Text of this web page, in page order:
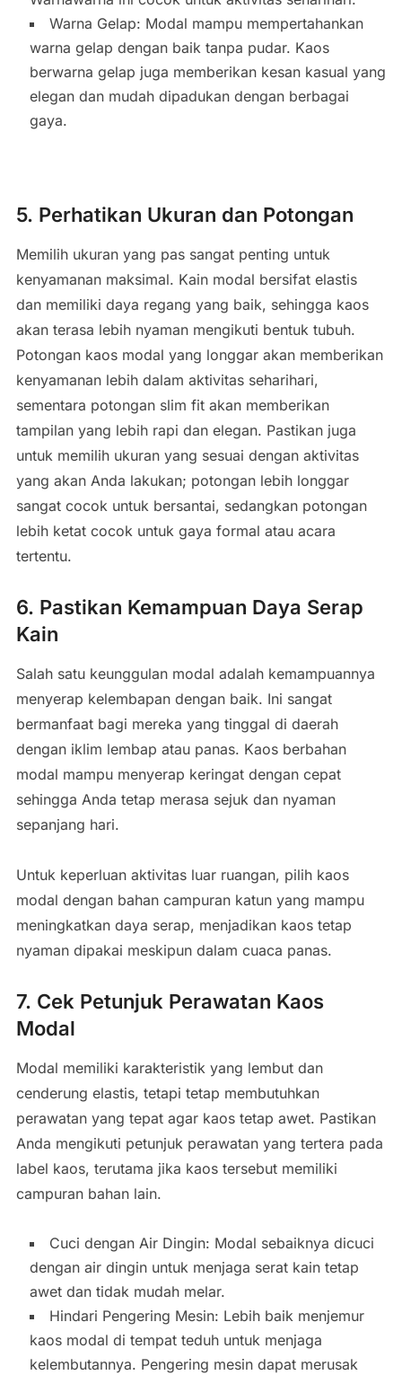
Warna Gelap: Modal mampu mempertahankan
warna gelap dengan baik tanpa pudar. Kaos
berwarna gelap juga memberikan kesan kasual yang
elegan dan mudah dipadukan dengan berbagai
gaya.
5. Perhatikan Ukuran dan Potongan
Memilih ukuran yang pas sangat penting untuk
kenyamanan maksimal. Kain modal bersifat elastis
dan memiliki daya regang yang baik, sehingga kaos
akan terasa lebih nyaman mengikuti bentuk tubuh.
Potongan kaos modal yang longgar akan memberikan
kenyamanan lebih dalam aktivitas seharihari,
sementara potongan slim fit akan memberikan
tampilan yang lebih rapi dan elegan. Pastikan juga
untuk memilih ukuran yang sesuai dengan aktivitas
yang akan Anda lakukan; potongan lebih longgar
sangat cocok untuk bersantai, sedangkan potongan
lebih ketat cocok untuk gaya formal atau acara
tertentu.
6. Pastikan Kemampuan Daya Serap
Kain
Salah satu keunggulan modal adalah kemampuannya
menyerap kelembapan dengan baik. Ini sangat
bermanfaat bagi mereka yang tinggal di daerah
dengan iklim lembap atau panas. Kaos berbahan
modal mampu menyerap keringat dengan cepat
sehingga Anda tetap merasa sejuk dan nyaman
sepanjang hari.
Untuk keperluan aktivitas luar ruangan, pilih kaos
modal dengan bahan campuran katun yang mampu
meningkatkan daya serap, menjadikan kaos tetap
nyaman dipakai meskipun dalam cuaca panas.
7. Cek Petunjuk Perawatan Kaos
Modal
Modal memiliki karakteristik yang lembut dan
cenderung elastis, tetapi tetap membutuhkan
perawatan yang tepat agar kaos tetap awet. Pastikan
Anda mengikuti petunjuk perawatan yang tertera pada
label kaos, terutama jika kaos tersebut memiliki
campuran bahan lain.
Cuci dengan Air Dingin: Modal sebaiknya dicuci
dengan air dingin untuk menjaga serat kain tetap
awet dan tidak mudah melar.
Hindari Pengering Mesin: Lebih baik menjemur
kaos modal di tempat teduh untuk menjaga
kelembutannya. Pengering mesin dapat merusak